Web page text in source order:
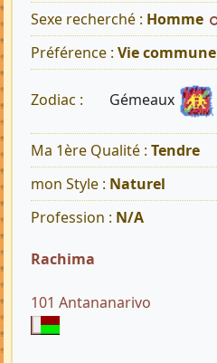
Sexe recherché : Homme
Préférence : Vie commune
Zodiac : Gémeaux
Ma 1ère Qualité : Tendre
mon Style : Naturel
Profession : N/A
Rachima
101 Antananarivo